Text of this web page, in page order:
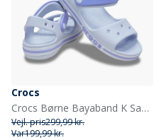
Crocs
Crocs Børne Bayaband K Sandaler Dreamscape
Vejl. pris299,99 kr.
Var199,99 kr.